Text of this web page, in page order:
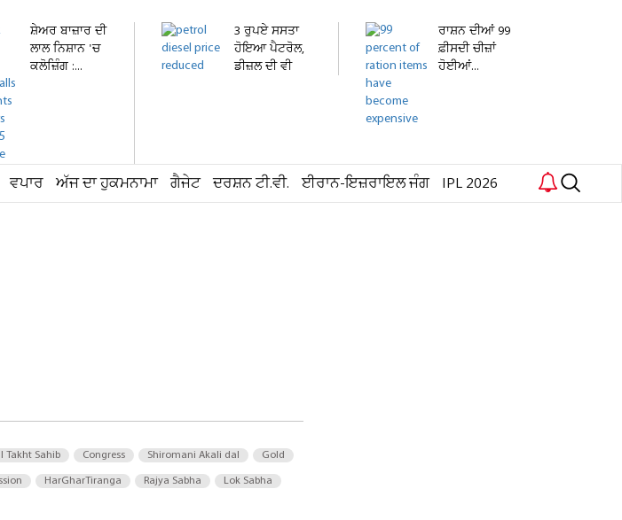
ਸ਼ੇਅਰ ਬਾਜ਼ਾਰ ਦੀ
ਲਾਲ ਨਿਸ਼ਾਨ 'ਚ
ਕਲੋਜ਼ਿੰਗ :...
3 ਰੁਪਏ ਸਸਤਾ
ਹੋਇਆ ਪੈਟਰੋਲ,
ਡੀਜ਼ਲ ਦੀ ਵੀ
ਰਾਸ਼ਨ ਦੀਆਂ 99
ਫ਼ੀਸਦੀ ਚੀਜ਼ਾਂ
ਹੋਈਆਂ...
ਵਪਾਰ ਅੱਜ ਦਾ ਹੁਕਮਨਾਮਾ ਗੈਜੇਟ ਦਰਸ਼ਨ ਟੀ.ਵੀ. ਈਰਾਨ-ਇਜ਼ਰਾਇਲ ਜੰਗ IPL 2026
Takht Sahib Congress Shiromani Akali dal Gold
HarGharTiranga Rajya Sabha Lok Sabha